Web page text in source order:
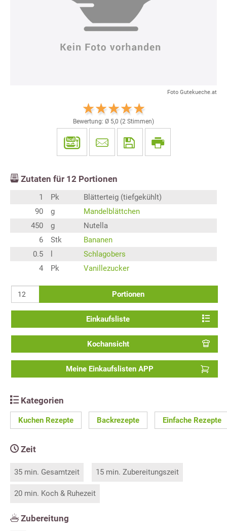
Foto Gutekueche.at
Bewertung: Ø 5,0 (2 Stimmen)
Zutaten für 12 Portionen
1 Pk
Blätterteig (tiefgekühlt)
90
g
Mandelblättchen
450
g
Nutella
6
Stk
Bananen
0.5
Schlagobers
4
Pk Vanillezucker
Portionen
Einkaufsliste
Kochansicht
Meine Einkaufslisten APP
Kategorien
Kuchen Rezepte Backrezepte Einfache Rezepte
Zeit
35 min. Gesamtzeit 15 min. Zubereitungszeit
20 min. Koch & Ruhezeit
Zubereitung